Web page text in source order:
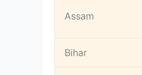
Assam
Bihar